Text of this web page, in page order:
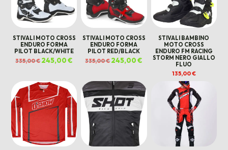
STIVALI MOTO CROSS
ENDURO FORMA
PILOT BLACK/WHITE
335,00€Il
prezzo
335,00 €.
245,00€
prezzo
245,00 €.
STIVALI MOTO CROSS
ENDURO FORMA
PILOT RED/BLACK
335,00€Il
prezzo
335,00 €.
245,00€
STIVALI BAMBINO
MOTO CROSS
ENDURO FM RACING
STORM NERO GIALLO
FLUO
135,00€